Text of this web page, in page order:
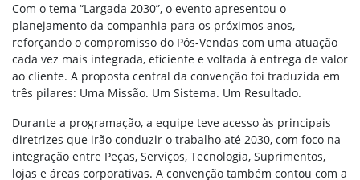
Com o tema “Largada 2030”, o evento apresentou o
planejamento da companhia para os próximos anos,
reforçando o compromisso do Pós-Vendas com uma atuação
cada vez mais integrada, eficiente e voltada à entrega de valor
ao cliente. A proposta central da convenção foi traduzida em
três pilares: Uma Missão. Um Sistema. Um Resultado.
Durante a programação, a equipe teve acesso às principais
diretrizes que irão conduzir o trabalho até 2030, com foco na
integração entre Peças, Serviços, Tecnologia, Suprimentos,
lojas e áreas corporativas. A convenção também contou com a